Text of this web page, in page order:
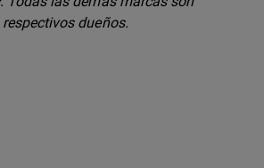
dueños.